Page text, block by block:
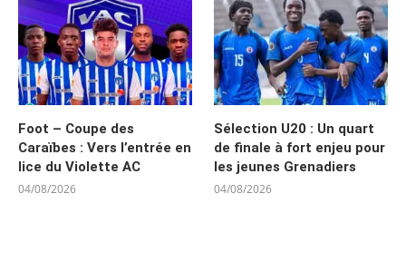
Foot – Coupe des
Caraïbes : Vers l’entrée en
lice du Violette AC
04/08/2026
Sélection U20 : Un quart
de finale à fort enjeu pour
les jeunes Grenadiers
04/08/2026